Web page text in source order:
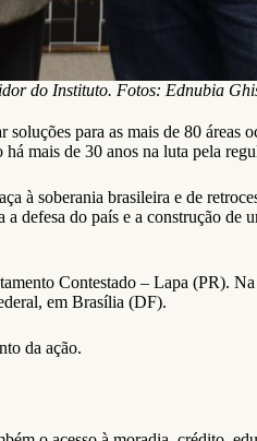
do Instituto. Fotos: Ednubia
para as mais de 80 áreas
mais de 30 anos na luta pela
à soberania brasileira e de
defesa do país e a construção de
Contestado – Lapa (PR).
em Brasília (DF).
da ação.